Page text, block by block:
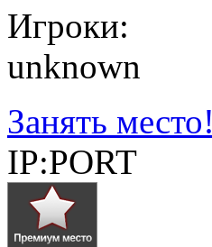
Игроки:
unknown
Занять место!
IP:PORT